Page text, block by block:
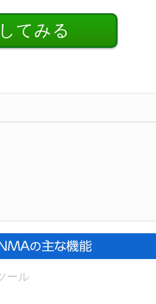
てみる
ール